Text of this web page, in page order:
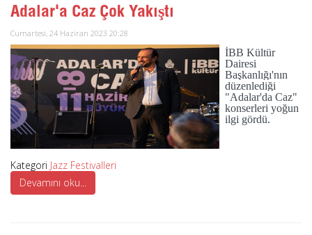
Adalar'a Caz Çok Yakıştı
Cumartesi, 24 Haziran 2023 20:28
İBB Kültür
Dairesi
Başkanlığı'nın
düzenlediği
"Adalar'da Caz"
konserleri yoğun
ilgi gördü.
Kategori Jazz Festivalleri
Devamını oku...